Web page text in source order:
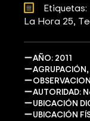
Etiquetas:
La Hora 25
AÑO: 2011
AUTORIDAD:
UBICACIÓN
UBICACIÓN